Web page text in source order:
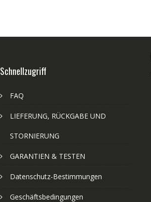
Schnellzugriff
FAQ
LIEFERUNG, RÜCKGABE UND
STORNIERUNG
GARANTIEN & TESTEN
Datenschutz-Bestimmungen
Geschäftsbedingungen